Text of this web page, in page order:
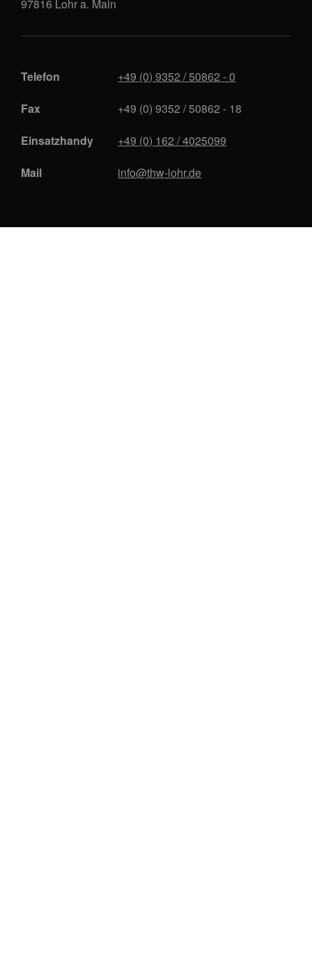
97816 Lohr a. Main
Telefon
+49 (0) 9352 / 50862 - 0
Fax
+49 (0) 9352 / 50862 - 18
Einsatzhandy
+49 (0) 162 / 4025099
Mail
info@thw-lohr.de